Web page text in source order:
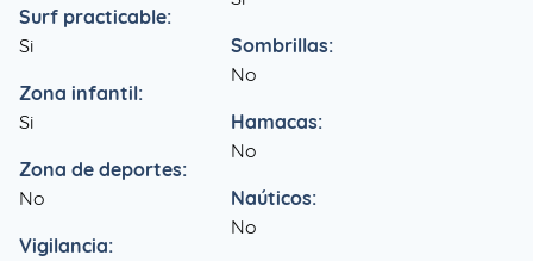
Surf practicable:
Si
Zona infantil:
Si
Zona de deportes:
No
Vigilancia:
Sombrillas:
No
Hamacas:
No
Naúticos:
No